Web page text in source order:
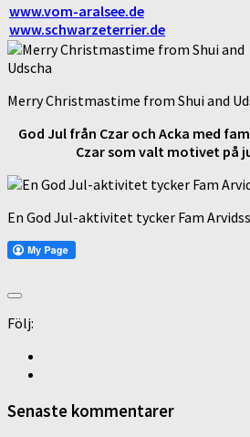
www.vom-aralsee.de
www.schwarzeterrier.de
Merry Christmastime from Shui and
God Jul från Czar och Acka med
Czar som valt motivet på
En God Jul-aktivitet tycker Fam
Följ:
Senaste kommentarer